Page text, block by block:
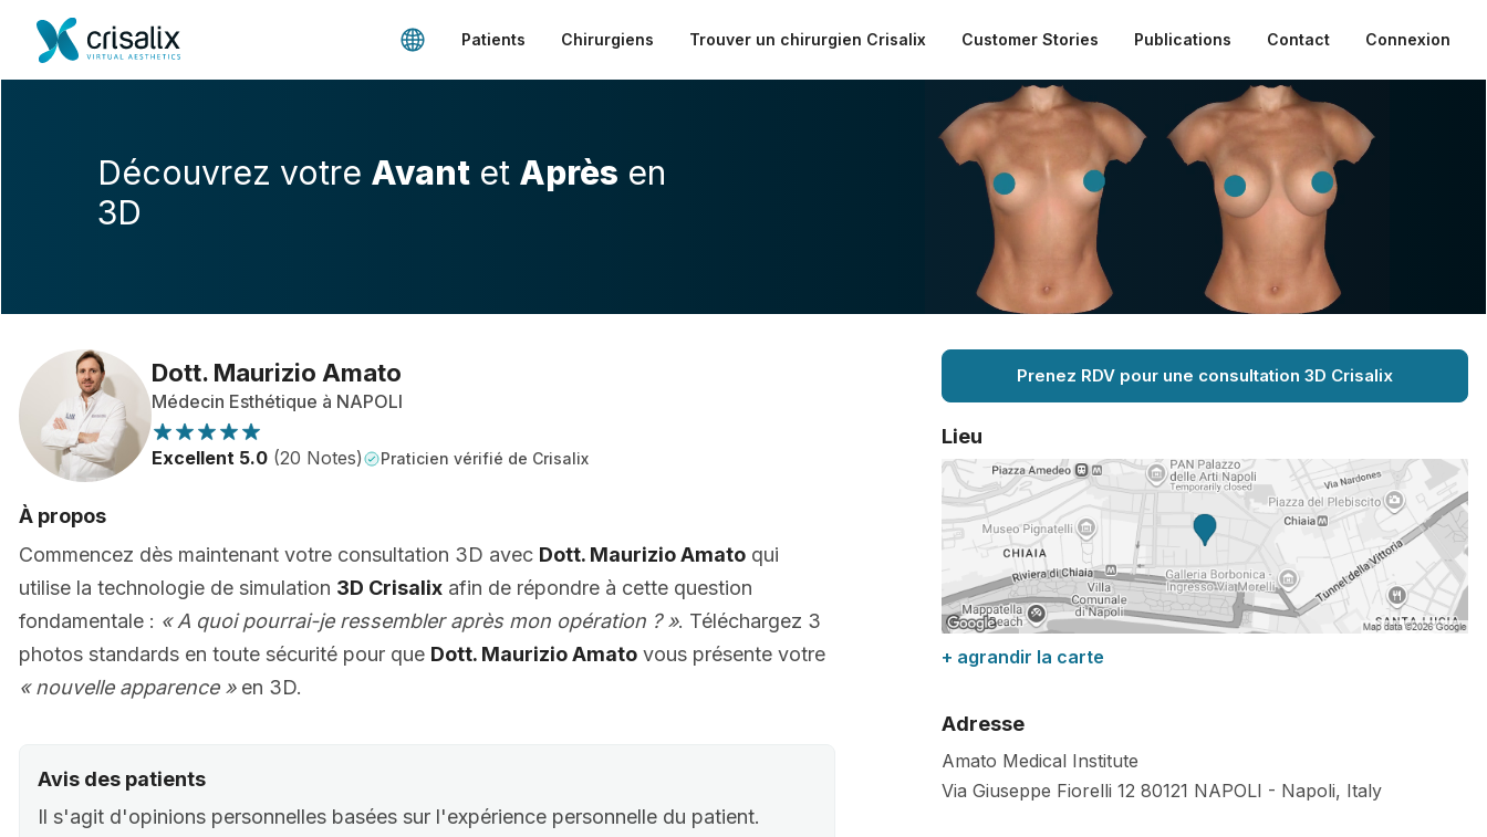
Patients Chirurgiens Trouver un chirurgien Crisalix Customer Stories Publications Contact Connexion
Découvrez votre Avant et Après en
3D
Dott. Maurizio Amato
Médecin Esthétique à NAPOLI
Excellent 5.0 (20 Notes) Praticien vérifié de Crisalix
À propos
Commencez dès maintenant votre consultation 3D avec Dott. Maurizio Amato qui
utilise la technologie de simulation 3D Crisalix afin de répondre à cette question
fondamentale : « A quoi pourrai-je ressembler après mon opération ? ». Téléchargez 3
photos standards en toute sécurité pour que Dott. Maurizio Amato vous présente votre
« nouvelle apparence »en 3D.
Avis des patients
Il s'agit d'opinions personnelles basées sur l'expérience personnelle du patient.
Prenez RDV pour une consultation 3D Crisalix
Lieu
+ agrandir la carte
Adresse
Amato Medical Institute
Via Giuseppe Fiorelli 12 80121 NAPOLI - Napoli, Italy